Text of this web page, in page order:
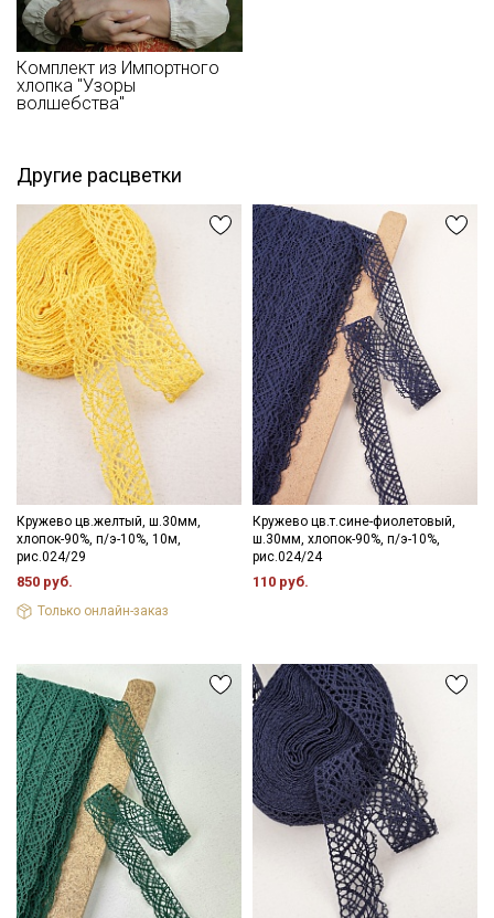
Комплект из Импортного
хлопка "Узоры
волшебства"
Другие расцветки
Кружево цв.желтый, ш.30мм,
хлопок-90%, п/э-10%, 10м,
рис.024/29
850 руб.
Только онлайн-заказ
Кружево цв.т.сине-фиолетовый,
ш.30мм, хлопок-90%, п/э-10%,
рис.024/24
110 руб.
Секретная рассылка от Купава
Мы публикуем здесь дополнительные
промокоды и скидки до 30% на узкие
категории тканей
Электронная почта